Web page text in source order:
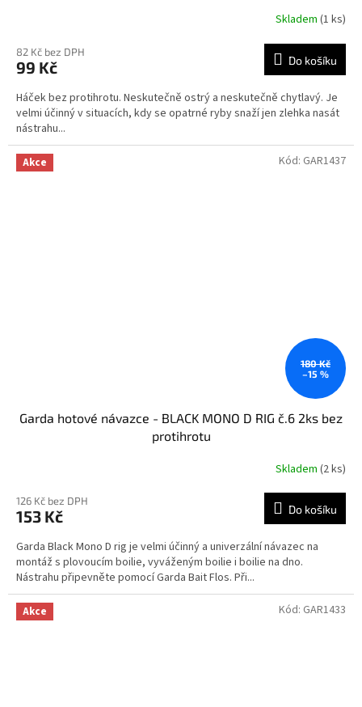
Skladem (1 ks)
82 Kč bez DPH
99 Kč Do košíku
Háček bez protihrotu. Neskutečně ostrý a neskutečně chytlavý. Je
velmi účinný v situacích, kdy se opatrné ryby snaží jen zlehka nasát
nástrahu...
Akce
180 Kč
–15 %
Garda hotové návazce - BLACK MONO D RIG č.6 2ks bez
protihrotu
Skladem (2 ks)
126 Kč bez DPH
153 Kč Do košíku
Garda Black Mono D rig je velmi účinný a univerzální návazec na
montáž s plovoucím boilie, vyváženým boilie i boilie na dno.
Nástrahu připevněte pomocí Garda Bait Flos. Při...
Kód: GAR1437
Akce Kód: GAR1433